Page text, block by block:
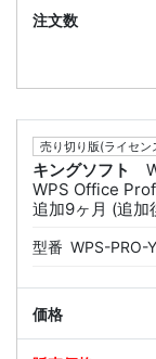
売り切り版(ライセン
キングソフト
WPS Office
追加9ヶ月 (追
型番 WPS-PRO-